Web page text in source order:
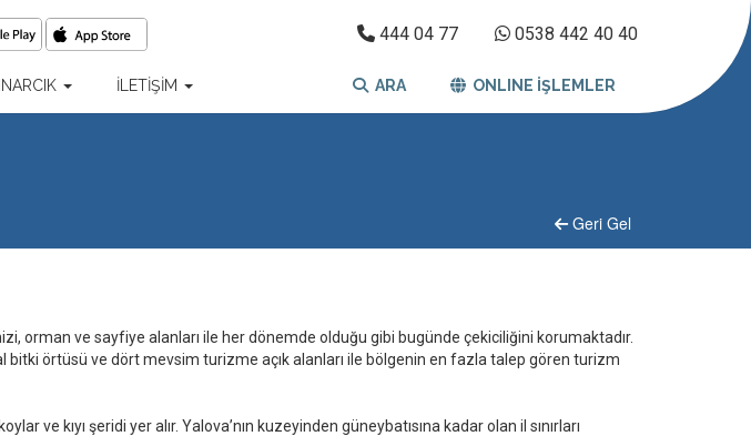
444 04 77 0538 442 40 40
İLETİŞİM ARA ONLINE İŞLEMLER
Geri Gel
orman ve sayfiye alanları ile her dönemde olduğu gibi bugünde çekiciliğini korumaktadır.
bitki örtüsü ve dört mevsim turizme açık alanları ile bölgenin en fazla talep gören turizm
ve kıyı şeridi yer alır. Yalova’nın kuzeyinden güneybatısına kadar olan il sınırları